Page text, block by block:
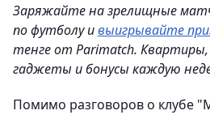
Заряжайте на зрелищные
по футболу ивыигрывайте
тенге от Parimatch.
гаджеты и бонусы каждую
Помимо разговоров о клубе